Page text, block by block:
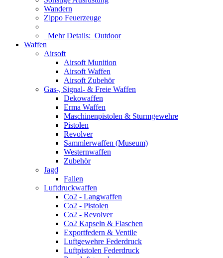
Wandern
Zippo Feuerzeuge
Mehr Details: Outdoor
Waffen
Airsoft
Airsoft Munition
Airsoft Waffen
Airsoft Zubehör
Gas-, Signal- & Freie Waffen
Dekowaffen
Erma Waffen
Maschinenpistolen & Sturmgewehre
Pistolen
Revolver
Sammlerwaffen (Museum)
Westernwaffen
Zubehör
Jagd
Fallen
Luftdruckwaffen
Co2 - Langwaffen
Co2 - Pistolen
Co2 - Revolver
Co2 Kapseln & Flaschen
Exportfedern & Ventile
Luftgewehre Federdruck
Luftpistolen Federdruck